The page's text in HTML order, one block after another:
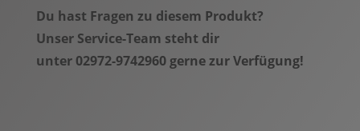
Du hast Fragen zu diesem Produkt?
Unser Service-Team steht dir
unter 02972-9742960 gerne zur Verfügung!